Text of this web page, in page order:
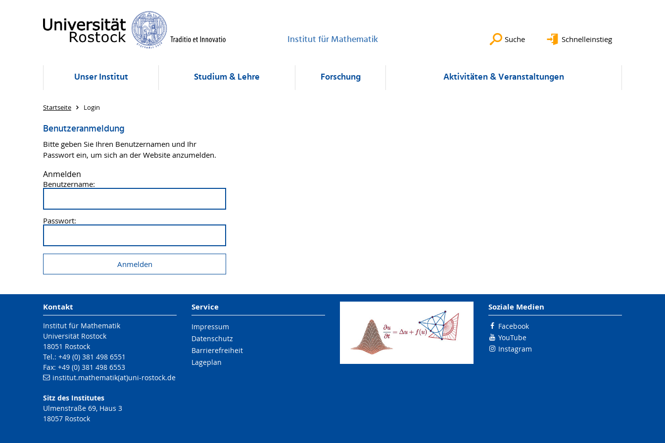
Institut für Mathematik Suche Schnelleinstieg
Unser Institut Studium & Lehre Forschung Aktivitäten & Veranstaltungen
Startseite Login
Benutzeranmeldung
Bitte geben Sie Ihren Benutzernamen und Ihr
Passwort ein, um sich an der Website anzumelden.
Anmelden
Benutzername:
Passwort:
Kontakt
Institut für Mathematik
Universität Rostock
18051 Rostock
Tel.: +49 (0) 381 498 6551
Fax: +49 (0) 381 498 6553
institut.mathematik(at)uni-rostock.de
Sitz des Institutes
Ulmenstraße 69, Haus 3
18057 Rostock
Service
Impressum
Datenschutz
Barrierefreiheit
Lageplan
Soziale Medien
Facebook
YouTube
Instagram